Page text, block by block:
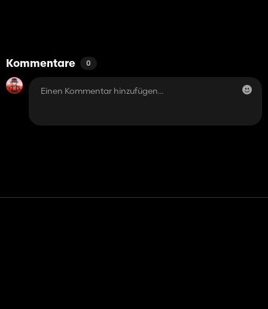
Kommentare 0